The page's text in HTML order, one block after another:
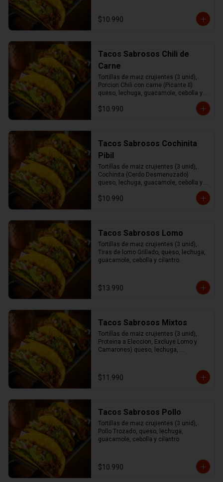
$10.990
Tacos Sabrosos Chili de
Carne
Tortillas de maiz crujientes (3 unid),
Porcion Chili con carne (Picante II)
queso, lechuga, guacamole, cebolla y
$10.990
Tacos Sabrosos Cochinita
Pibil
Tortillas de maiz crujientes (3 unid),
Cochinita (Cerdo Desmenuzado)
queso, lechuga, guacamole, cebolla y
$10.990
Tacos Sabrosos Lomo
Tortillas de maiz crujientes (3 unid),
Tiras de lomo Grillado, queso, lechuga,
guacamole, cebolla y cilantro.
$13.990
Tacos Sabrosos Mixtos
Tortillas de maiz crujientes (3 unid),
Proteina a Eleccion, Excluye Lomo y
Camarones) queso, lechuga,
$11.990
Tacos Sabrosos Pollo
Tortillas de maiz crujientes (3 unid),
Pollo Trozado, queso, lechuga,
guacamole, cebolla y cilantro
$10.990